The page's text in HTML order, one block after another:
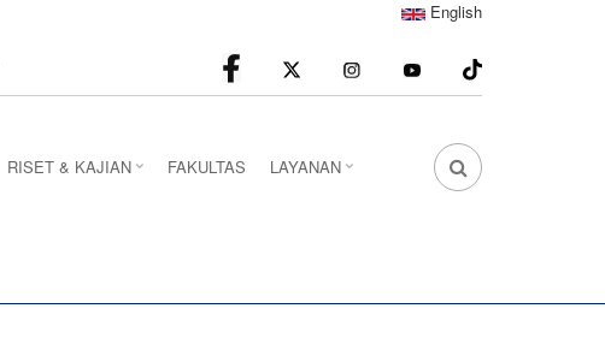
English
facebook Instagram youtube
FA
RISET & KAJIAN FAKULTAS LAYANAN